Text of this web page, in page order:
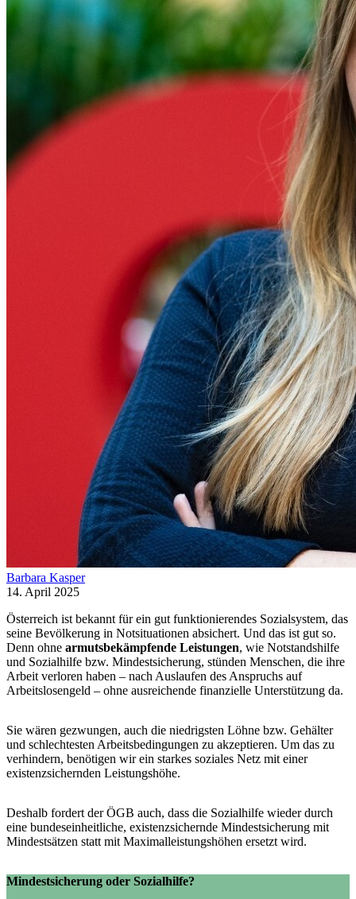
Barbara Kasper
14. April 2025
Österreich ist bekannt für ein gut funktionierendes Sozialsystem, das
seine Bevölkerung in Notsituationen absichert. Und das ist gut so.
Denn ohne armutsbekämpfende Leistungen, wie Notstandshilfe
und Sozialhilfe bzw. Mindestsicherung, stünden Menschen, die ihre
Arbeit verloren haben – nach Auslaufen des Anspruchs auf
Arbeitslosengeld – ohne ausreichende finanzielle Unterstützung da.
Sie wären gezwungen, auch die niedrigsten Löhne bzw. Gehälter
und schlechtesten Arbeitsbedingungen zu akzeptieren. Um das zu
verhindern, benötigen wir ein starkes soziales Netz mit einer
existenzsichernden Leistungshöhe.
Deshalb fordert der ÖGB auch, dass die Sozialhilfe wieder durch
eine bundeseinheitliche, existenzsichernde Mindestsicherung mit
Mindestsätzen statt mit Maximalleistungshöhen ersetzt wird.
Mindestsicherung oder Sozialhilfe?